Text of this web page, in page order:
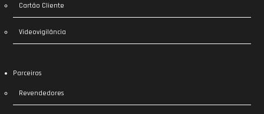
Cartão Cliente
Videovigilância
Parceiros
Revendedores